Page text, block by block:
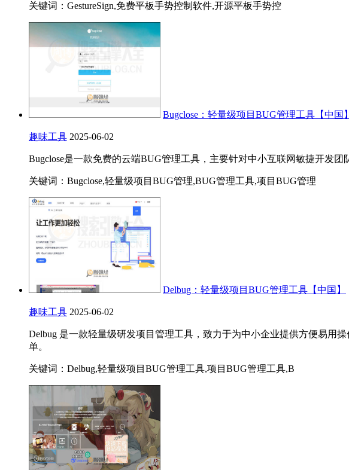
关键词：GestureSign,免费平板手势控制软件,开源平板手势控
Bugclose：轻量级项目BUG管理工具【中国】
趣味工具 2025-06-02
Bugclose是一款免费的云端BUG管理工具，主要针对中小互联网敏捷开发
关键词：Bugclose,轻量级项目BUG管理,BUG管理工具,项目BUG管理
Delbug：轻量级项目BUG管理工具【中国】
趣味工具 2025-06-02
Delbug 是一款轻量级研发项目管理工具，致力于为中小企业提供方便易用
单。
关键词：Delbug,轻量级项目BUG管理工具,项目BUG管理工具,B